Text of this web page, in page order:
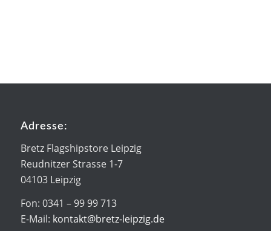
Adresse:
Bretz Flagshipstore Leipzig
Reudnitzer Strasse 1-7
04103 Leipzig
Fon: 0341 – 99 99 713
E-Mail: kontakt@bretz-leipzig.de